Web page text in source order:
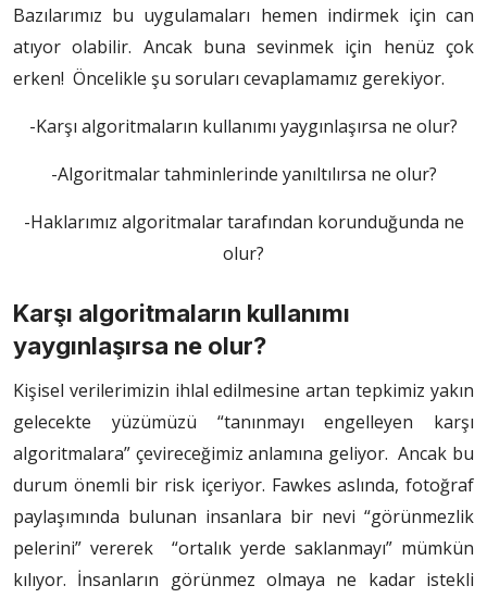
Bazılarımız bu uygulamaları hemen indirmek için can
atıyor olabilir. Ancak buna sevinmek için henüz çok
erken! Öncelikle şu soruları cevaplamamız gerekiyor.
-Karşı algoritmaların kullanımı yaygınlaşırsa ne olur?
-Algoritmalar tahminlerinde yanıltılırsa ne olur?
-Haklarımız algoritmalar tarafından korunduğunda ne
olur?
Karşı algoritmaların kullanımı
yaygınlaşırsa ne olur?
Kişisel verilerimizin ihlal edilmesine artan tepkimiz yakın
gelecekte yüzümüzü “tanınmayı engelleyen karşı
algoritmalara” çevireceğimiz anlamına geliyor. Ancak bu
durum önemli bir risk içeriyor. Fawkes aslında, fotoğraf
paylaşımında bulunan insanlara bir nevi “görünmezlik
pelerini” vererek “ortalık yerde saklanmayı” mümkün
kılıyor. İnsanların görünmez olmaya ne kadar istekli